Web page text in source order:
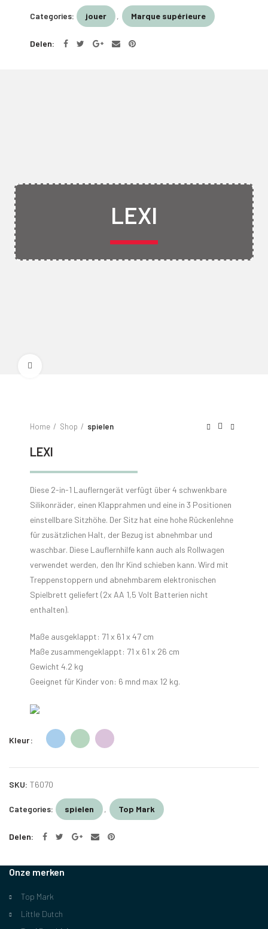
Categories: jouer , Marque supérieure
Delen
LEXI
Home Shop spielen
LEXI
Diese 2-in-1 Lauflerngerät verfügt über 4 schwenkbare
Silikonräder, einen Klapprahmen und eine in 3 Positionen
einstellbare Sitzhöhe. Der Sitz hat eine hohe Rückenlehne
für zusätzlichen Halt, der Bezug ist abnehmbar und
waschbar. Diese Lauflernhilfe kann auch als Rollwagen
verwendet werden, den Ihr Kind schieben kann. Wird mit
Treppenstoppern und abnehmbarem elektronischen
Spielbrett geliefert (2x AA 1,5 Volt Batterien nicht
enthalten).
Maße ausgeklappt: 71 x 61 x 47 cm
Maße zusammengeklappt: 71 x 61 x 26 cm
Gewicht 4.2 kg
Geeignet für Kinder von: 6 mnd max 12 kg.
Kleur
SKU: T6070
Categories: spielen , Top Mark
Delen
Onze merken
Top Mark
Little Dutch